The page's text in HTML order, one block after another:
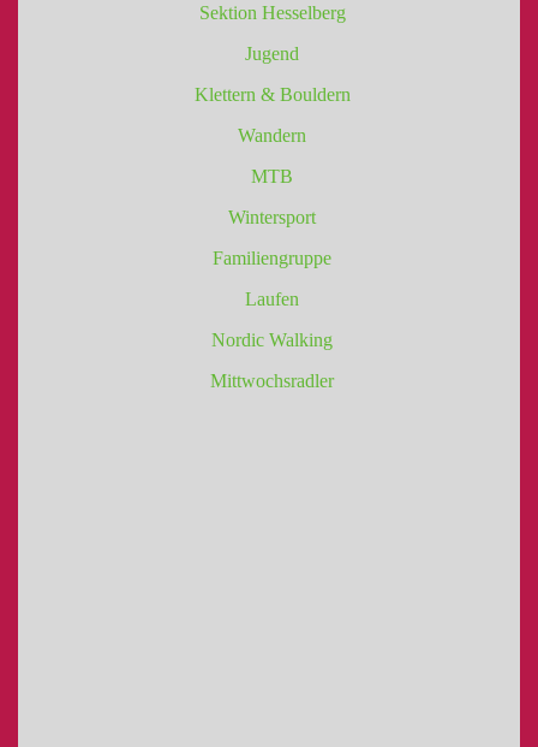
Sektion Hesselberg
Jugend
Klettern & Bouldern
Wandern
MTB
Wintersport
Familiengruppe
Laufen
Nordic Walking
Mittwochsradler